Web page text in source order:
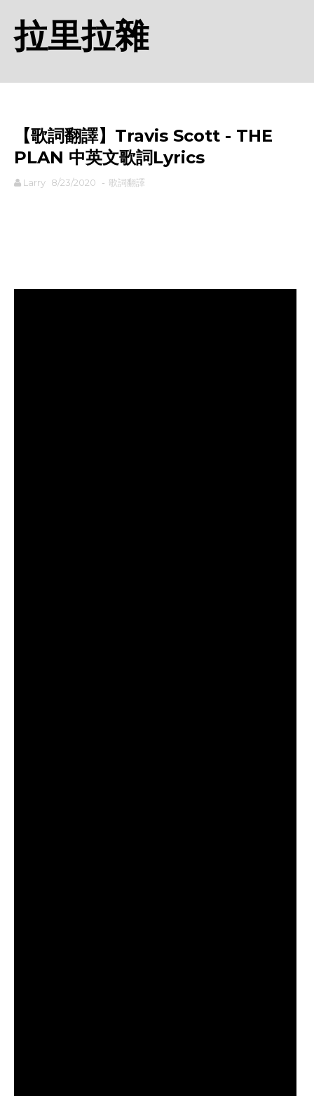
拉里拉雜
【歌詞翻譯】Travis Scott - THE
PLAN 中英文歌詞Lyrics
Larry 8/23/2020 - 歌詞翻譯